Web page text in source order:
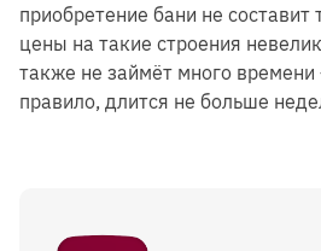
приобретение бани не составит
цены на такие строения
также не займёт много времени
правило, длится не больше